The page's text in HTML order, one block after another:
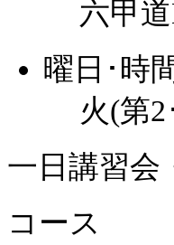
六甲
曜日･時
火(第2
一日講習会
コース